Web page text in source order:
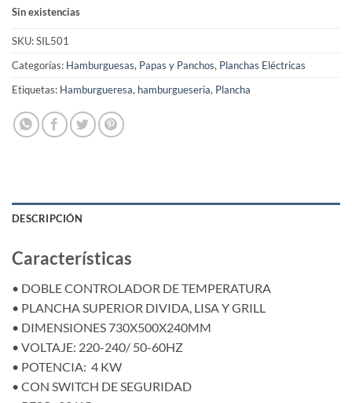
Sin existencias
SKU:SIL501
Categorías: Hamburguesas, Papas y Panchos, Planchas Eléctricas
Etiquetas: Hamburgueresa, hamburgueseria, Plancha
DESCRIPCIÓN
Características
• DOBLE CONTROLADOR DE TEMPERATURA
• PLANCHA SUPERIOR DIVIDA, LISA Y GRILL
• DIMENSIONES 730X500X240MM
• VOLTAJE: 220-240/ 50-60HZ
• POTENCIA: 4 KW
• CON SWITCH DE SEGURIDAD